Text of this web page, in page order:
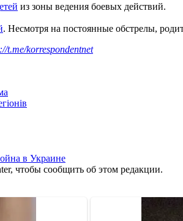
из зоны ведения боевых действий.
. Несмотря на постоянные обстрелы,
t.me/korrespondentnet
в Украине
чтобы сообщить об этом редакции.